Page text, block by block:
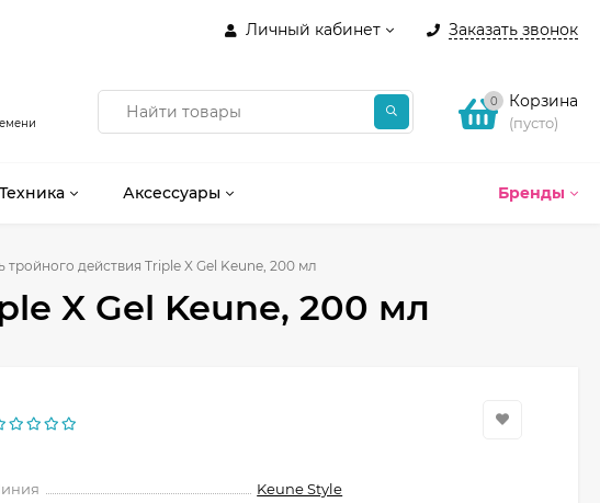
Личный кабинет Заказать звонок
0 Корзина
(пусто)
Бренды
Техника Аксессуары
тройного действия Triple X Gel Keune, 200 мл
X Gel Keune, 200 мл
Keune Style